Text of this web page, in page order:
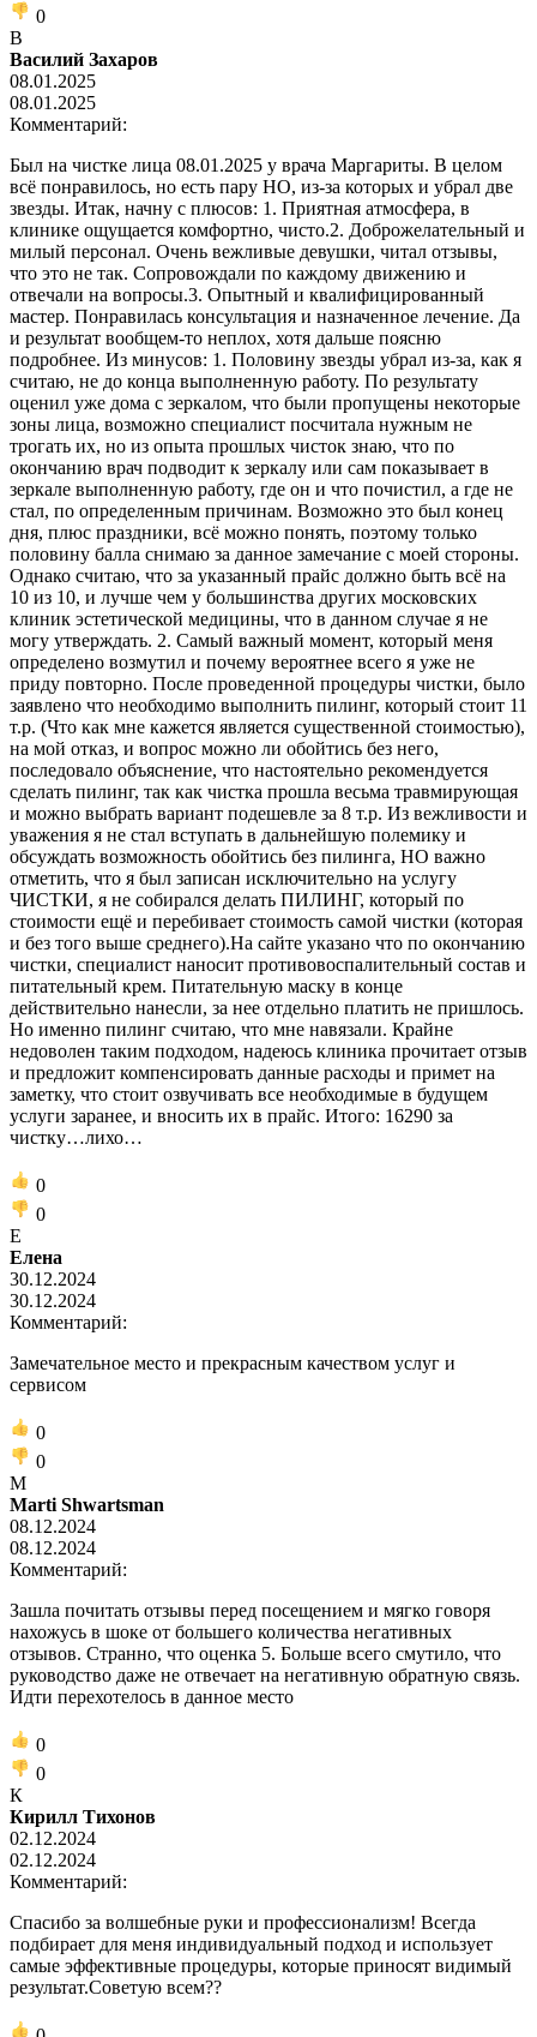
0
В
Василий Захаров
08.01.2025
08.01.2025
Комментарий:
Был на чистке лица 08.01.2025 у врача Маргариты. В целом
всё понравилось, но есть пару НО, из-за которых и убрал две
звезды. Итак, начну с плюсов: 1. Приятная атмосфера, в
клинике ощущается комфортно, чисто.2. Доброжелательный и
милый персонал. Очень вежливые девушки, читал отзывы,
что это не так. Сопровождали по каждому движению и
отвечали на вопросы.3. Опытный и квалифицированный
мастер. Понравилась консультация и назначенное лечение. Да
и результат вообщем-то неплох, хотя дальше поясню
подробнее. Из минусов: 1. Половину звезды убрал из-за, как я
считаю, не до конца выполненную работу. По результату
оценил уже дома с зеркалом, что были пропущены некоторые
зоны лица, возможно специалист посчитала нужным не
трогать их, но из опыта прошлых чисток знаю, что по
окончанию врач подводит к зеркалу или сам показывает в
зеркале выполненную работу, где он и что почистил, а где не
стал, по определенным причинам. Возможно это был конец
дня, плюс праздники, всё можно понять, поэтому только
половину балла снимаю за данное замечание с моей стороны.
Однако считаю, что за указанный прайс должно быть всё на
10 из 10, и лучше чем у большинства других московских
клиник эстетической медицины, что в данном случае я не
могу утверждать. 2. Самый важный момент, который меня
определено возмутил и почему вероятнее всего я уже не
приду повторно. После проведенной процедуры чистки, было
заявлено что необходимо выполнить пилинг, который стоит 11
т.р. (Что как мне кажется является существенной стоимостью),
на мой отказ, и вопрос можно ли обойтись без него,
последовало объяснение, что настоятельно рекомендуется
сделать пилинг, так как чистка прошла весьма травмирующая
и можно выбрать вариант подешевле за 8 т.р. Из вежливости и
уважения я не стал вступать в дальнейшую полемику и
обсуждать возможность обойтись без пилинга, НО важно
отметить, что я был записан исключительно на услугу
ЧИСТКИ, я не собирался делать ПИЛИНГ, который по
стоимости ещё и перебивает стоимость самой чистки (которая
и без того выше среднего).На сайте указано что по окончанию
чистки, специалист наносит противовоспалительный состав и
питательный крем. Питательную маску в конце
действительно нанесли, за нее отдельно платить не пришлось.
Но именно пилинг считаю, что мне навязали. Крайне
недоволен таким подходом, надеюсь клиника прочитает отзыв
и предложит компенсировать данные расходы и примет на
заметку, что стоит озвучивать все необходимые в будущем
услуги заранее, и вносить их в прайс. Итого: 16290 за
чистку…лихо…
0
0
Е
Елена
30.12.2024
30.12.2024
Комментарий:
Замечательное место и прекрасным качеством услуг и
сервисом
0
0
M
Marti Shwartsman
08.12.2024
08.12.2024
Комментарий:
Зашла почитать отзывы перед посещением и мягко говоря
нахожусь в шоке от большего количества негативных
отзывов. Странно, что оценка 5. Больше всего смутило, что
руководство даже не отвечает на негативную обратную связь.
Идти перехотелось в данное место
0
0
К
Кирилл Тихонов
02.12.2024
02.12.2024
Комментарий:
Спасибо за волшебные руки и профессионализм! Всегда
подбирает для меня индивидуальный подход и использует
самые эффективные процедуры, которые приносят видимый
результат.Советую всем??